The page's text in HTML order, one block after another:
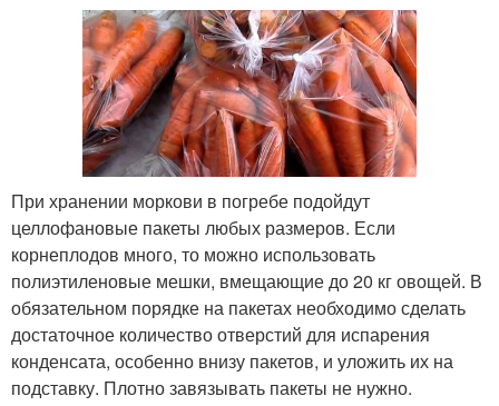
При хранении моркови в погребе подойдут
целлофановые пакеты любых размеров. Если
корнеплодов много, то можно использовать
полиэтиленовые мешки, вмещающие до 20 кг овощей. В
обязательном порядке на пакетах необходимо сделать
достаточное количество отверстий для испарения
конденсата, особенно внизу пакетов, и уложить их на
подставку. Плотно завязывать пакеты не нужно.